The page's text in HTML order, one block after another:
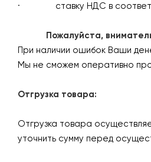
· ставку НДС в
Пожалуйста,
При наличии ошибок Ваши
Мы не сможем оперативно
Отгрузка товара:
Отгрузка товара
уточнить сумму перед